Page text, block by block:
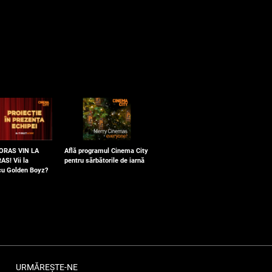
VIN LA
Vii la
Golden Boyz?
Află programul Cinema City
pentru sărbătorile de iarnă
URMĂREȘTE-NE